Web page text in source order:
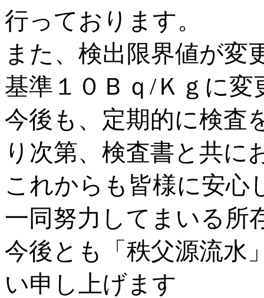
行っております。
また、検出限界値が変
基準１０Ｂｑ/Ｋｇに
今後も、定期的に検査
り次第、検査書と共に
これからも皆様に安心
一同努力してまいる所
今後とも「秩父源流水
い申し上げます